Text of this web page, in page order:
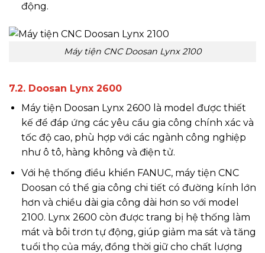
động.
Máy tiện CNC Doosan Lynx 2100
7.2. Doosan Lynx 2600
Máy tiện Doosan Lynx 2600 là model được thiết
kế để đáp ứng các yêu cầu gia công chính xác và
tốc độ cao, phù hợp với các ngành công nghiệp
như ô tô, hàng không và điện tử.
Với hệ thống điều khiển FANUC, máy tiện CNC
Doosan có thể gia công chi tiết có đường kính lớn
hơn và chiều dài gia công dài hơn so với model
2100. Lynx 2600 còn được trang bị hệ thống làm
mát và bôi trơn tự động, giúp giảm ma sát và tăng
tuổi thọ của máy, đồng thời giữ cho chất lượng